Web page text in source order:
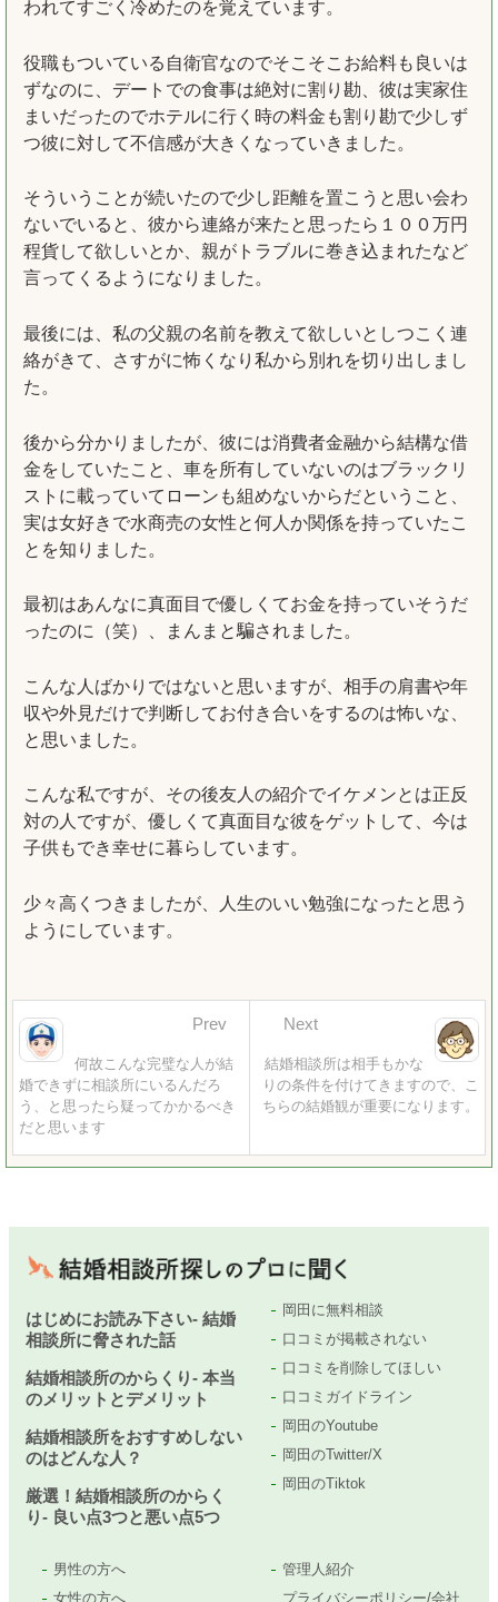
われてすごく冷めたのを覚えています。
役職もついている自衛官なのでそこそこお給料も良いは
ずなのに、デートでの食事は絶対に割り勘、彼は実家住
まいだったのでホテルに行く時の料金も割り勘で少しず
つ彼に対して不信感が大きくなっていきました。
そういうことが続いたので少し距離を置こうと思い会わ
ないでいると、彼から連絡が来たと思ったら１００万円
程貨して欲しいとか、親がトラブルに巻き込まれたなど
言ってくるようになりました。
最後には、私の父親の名前を教えて欲しいとしつこく連
絡がきて、さすがに怖くなり私から別れを切り出しまし
た。
後から分かりましたが、彼には消費者金融から結構な借
金をしていたこと、車を所有していないのはブラックリ
ストに載っていてローンも組めないからだということ、
実は女好きで水商売の女性と何人か関係を持っていたこ
とを知りました。
最初はあんなに真面目で優しくてお金を持っていそうだ
ったのに（笑）、まんまと騙されました。
こんな人ばかりではないと思いますが、相手の肩書や年
収や外見だけで判断してお付き合いをするのは怖いな、
と思いました。
こんな私ですが、その後友人の紹介でイケメンとは正反
対の人ですが、優しくて真面目な彼をゲットして、今は
子供もでき幸せに暮らしています。
少々高くつきましたが、人生のいい勉強になったと思う
ようにしています。
結婚相談所は相手もかな
りの条件を付けてきますので、こ
ちらの結婚観が重要になります。
Next
何故こんな完璧な人が結
婚できずに相談所にいるんだろ
う、と思ったら疑ってかかるべき
だと思います
Prev
はじめにお読み下さい- 結婚
相談所に脅された話
結婚相談所のからくり- 本当
のメリットとデメリット
結婚相談所をおすすめしない
のはどんな人？
厳選！結婚相談所のからく
り- 良い点3つと悪い点5つ
岡田に無料相談
口コミが掲載されない
口コミを削除してほしい
口コミガイドライン
岡田のYoutube
岡田のTwitter/X
岡田のTiktok
男性の方へ
女性の方へ
管理人紹介
プライバシーポリシー/会社